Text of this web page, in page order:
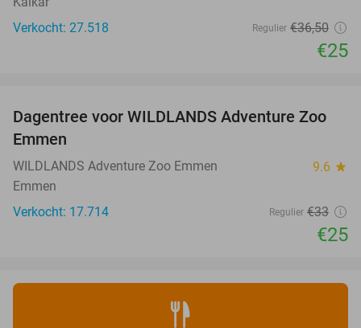
Verkocht: 27.518
Regulier €36,50
€25
24%
Dagentree voor WILDLANDS Adventure Zoo
Emmen
WILDLANDS Adventure Zoo Emmen 9.6 star
Emmen
Verkocht: 17.714
Regulier €33
€25